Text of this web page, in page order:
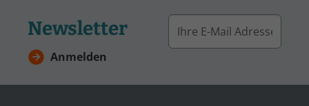
Newsletter
Anmelden